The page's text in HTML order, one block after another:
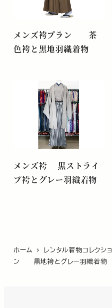
メンズ袴プラン 茶
色袴と黒地羽織着物
メンズ袴 黒ストライ
プ袴とグレー羽織着物
ホーム レンタル着物コレクシ
ン 黒地袴とグレー羽織着物